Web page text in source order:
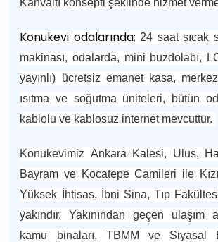
Kahvaltı konsepti şeklinde hizmet
Konukevi odalarında;24 saat sıcak
makinası, odalarda, mini buzdolabı,
yayınlı) ücretsiz emanet kasa,
ısıtma ve soğutma üniteleri, bütün
kablolu ve kablosuz internet mevcuttur.
Konukevimiz Ankara Kalesi, Ulus,
Bayram ve Kocatepe Camileri ile
Yüksek İhtisas, İbni Sina, Tıp
yakındır. Yakınından geçen ulaşım
kamu binaları, TBMM ve Siyasal